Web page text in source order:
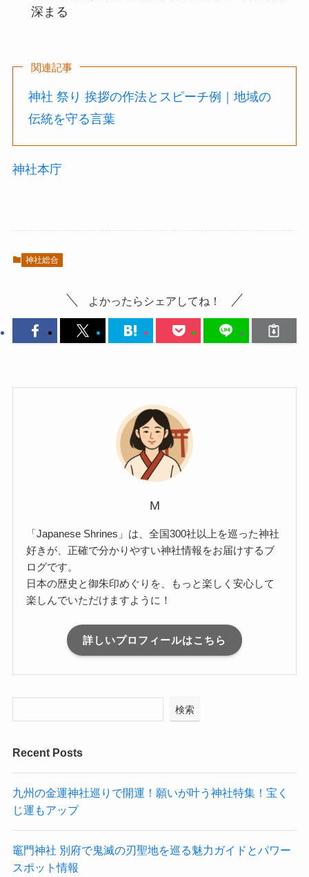
深まる
関連記事
神社 祭り 挨拶の作法とスピーチ例｜地域の
伝統を守る言葉
神社本庁
神社総合
よかったらシェアしてね！
M
「Japanese Shrines」は、全国300社以上を巡った神社
好きが、正確で分かりやすい神社情報をお届けするブ
ログです。
日本の歴史と御朱印めぐりを、もっと楽しく安心して
楽しんでいただけますように！
詳しいプロフィールはこちら
検索
Recent Posts
九州の金運神社巡りで開運！願いが叶う神社特集！宝く
じ運もアップ
竈門神社 別府で鬼滅の刃聖地を巡る魅力ガイドとパワー
スポット情報